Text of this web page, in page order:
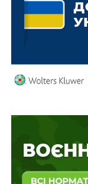
перекритий
За офіційними
мільйони тонн
мільярдів
звичні для
стосується
експорту в
кубометрів на
звичайно, не
не можна